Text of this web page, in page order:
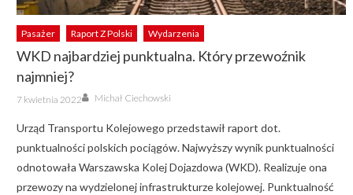
Pasażer Raport Z Polski Wydarzenia
WKD najbardziej punktualna. Który przewoźnik
najmniej?
Posted
on
7 kwietnia 2022 Author
Michał Ciechowski
Urząd Transportu Kolejowego przedstawił raport dot.
punktualności polskich pociągów. Najwyższy wynik punktualności
odnotowała Warszawska Kolej Dojazdowa (WKD). Realizuje ona
przewozy na wydzielonej infrastrukturze kolejowej. Punktualność